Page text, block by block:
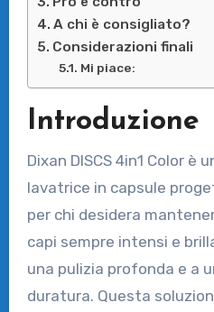
A chi è consigliato?
Considerazioni finali
Mi piace:
Introduzione
Dixan DISCS 4in1 Color è un detersivo per
lavatrice in capsule
per chi desidera
capi sempre intensi e
una pulizia profonda e a
duratura. Questa